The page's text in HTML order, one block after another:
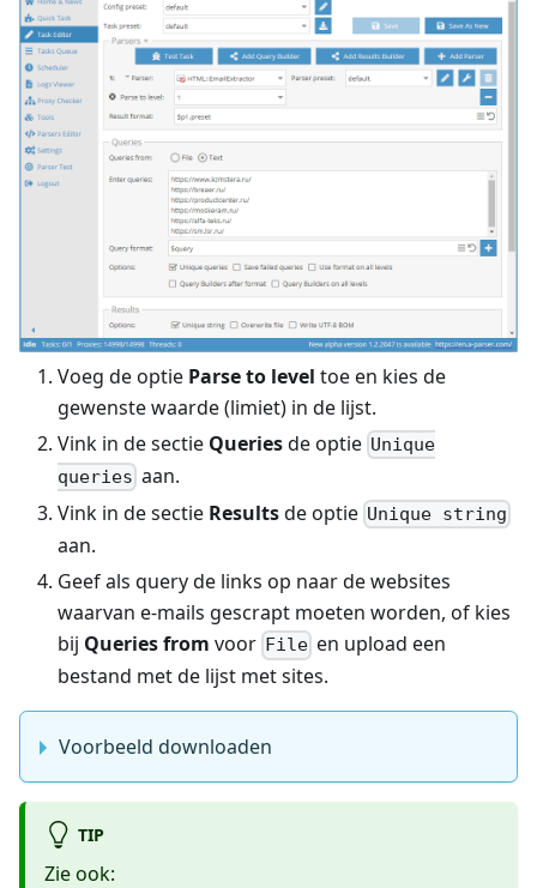
Voeg de optie Parse to level toe en kies de
gewenste waarde (limiet) in de lijst.
Vink in de sectie Queriesde optie Unique
queries aan.
Vink in de sectie Resultsde optie Unique string
aan.
Geef als query de links op naar de websites
waarvan e-mails gescrapt moeten worden, of kies
bij Queries from voor File en upload een
bestand met de lijst met sites.
Voorbeeld downloaden
TIP
Zie ook: